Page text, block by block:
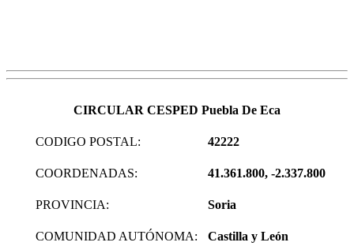
CIRCULAR CESPED Puebla De Eca
CODIGO POSTAL: 42222
COORDENADAS: 41.361.800, -2.337.800
PROVINCIA: Soria
COMUNIDAD AUTÓNOMA: Castilla y León